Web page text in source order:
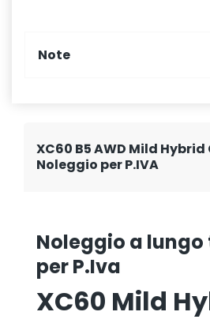
Note
XC60 B5 AWD Mild Hybrid
Noleggio per P.IVA
Noleggio a
per P.Iva
XC60 Mild